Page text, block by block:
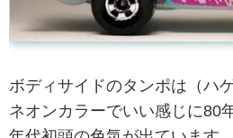
ボディサイドのタンポは（ハ
ネオンカラーでいい感じに80